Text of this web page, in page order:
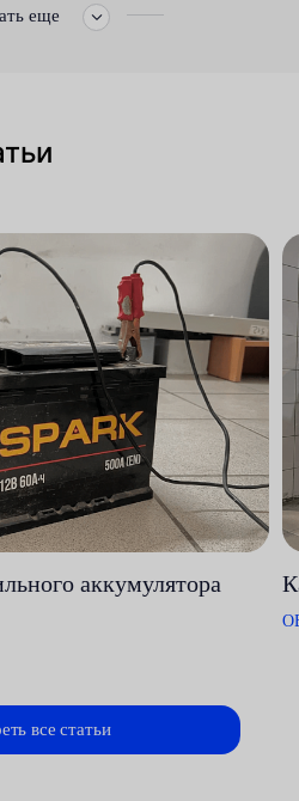
еще
аккумулятора
все статьи